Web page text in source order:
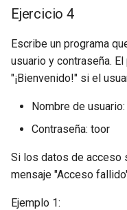
Ejercicio 4
Escribe un programa
usuario y contraseña.
"¡Bienvenido!" si el
Nombre de
Contraseña: toor
Si los datos de acceso
mensaje "Acceso
Ejemplo 1: